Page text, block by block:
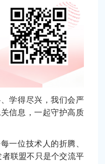
学得尽兴，我们会严
信息，一起守护高质
一位技术人的折腾、
联盟不只是个交流平